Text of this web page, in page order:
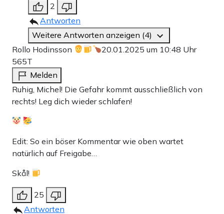
2
Antworten
Weitere Antworten anzeigen (4)
Rollo Hodinsson
20.01.2025 um 10:48 Uhr
565T
Melden
Ruhig, Michel! Die Gefahr kommt ausschließlich von
rechts! Leg dich wieder schlafen!
Edit: So ein böser Kommentar wie oben wartet
natürlich auf Freigabe…
Skål!
25
Antworten